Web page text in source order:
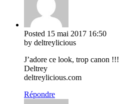
Posted 15 mai 2017 16:50
by deltreylicious
J’adore ce look, trop canon !!!
Deltrey
deltreylicious.com
Répondre